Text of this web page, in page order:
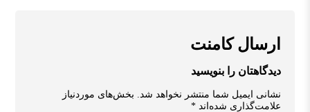
ارسال کامنت
دیدگاهتان را بنویسید
نشانی ایمیل شما منتشر نخواهد شد. بخش‌های موردنیاز
علامت‌گذاری شده‌اند*